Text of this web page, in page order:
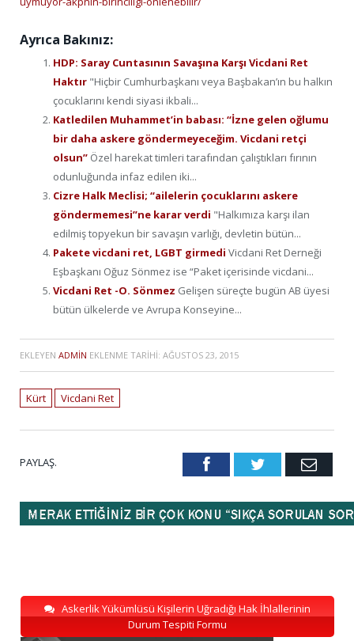
Ayrıca Bakınız:
HDP: Saray Cuntasının Savaşına Karşı Vicdani Ret
Haktır "Hiçbir Cumhurbaşkanı veya Başbakan’ın bu halkın
çocuklarını kendi siyasi ikbali...
Katledilen Muhammet’in babası: “İzne gelen oğlumu
bir daha askere göndermeyeceğim. Vicdani retçi
olsun” Özel harekat timleri tarafından çalıştıkları fırının
odunluğunda infaz edilen iki...
Cizre Halk Meclisi; “ailelerin çocuklarını askere
göndermemesi”ne karar verdi "Halkımıza karşı ilan
edilmiş topyekun bir savaşın varlığı, devletin bütün...
Pakete vicdani ret, LGBT girmedi Vicdani Ret Derneği
Eşbaşkanı Oğuz Sönmez ise “Paket içerisinde vicdani...
Vicdani Ret -O. Sönmez Gelişen süreçte bugün AB üyesi
bütün ülkelerde ve Avrupa Konseyine...
EKLEYEN ADMIN EKLENME TARIHI: AĞUSTOS 23, 2015
Kürt Vicdani Ret
PAYLAŞ. FacebookTwitter Email
Askerlik Yükümlüsü Kişilerin Uğradığı Hak İhlallerinin
Durum Tespiti Formu